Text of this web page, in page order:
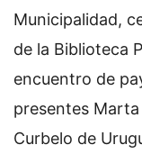
Municipalidad,
de la Biblioteca
encuentro de
presentes
Curbelo de